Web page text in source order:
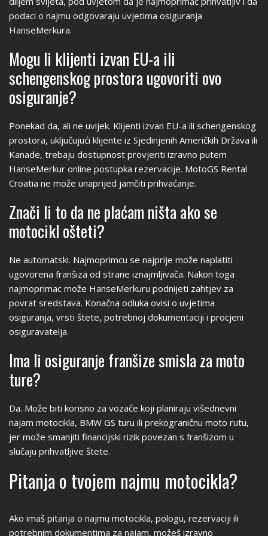
podaci o najmu odgovaraju uvjetima osiguranja
HanseMerkura.
Mogu li klijenti izvan EU-a ili
schengenskog prostora ugovoriti ovo
osiguranje?
Ponekad da, ali ne uvijek. Klijenti izvan EU-a ili schengenskog
prostora, uključujući klijente iz Sjedinjenih Američkih Država ili
Kanade, trebaju dostupnost provjeriti izravno putem
HanseMerkur online postupka rezervacije. MotoGS Rental
Croatia ne može unaprijed jamčiti prihvaćanje.
Znači li to da ne plaćam ništa ako se
motocikl ošteti?
Ne automatski. Najmoprimcu se najprije može naplatiti
ugovorena franšiza od strane iznajmljivača. Nakon toga
najmoprimac može HanseMerkuru podnijeti zahtjev za
povrat sredstava. Konačna odluka ovisi o uvjetima
osiguranja, vrsti štete, potrebnoj dokumentaciji i procjeni
osiguravatelja.
Ima li osiguranje franšize smisla za moto
ture?
Da. Može biti korisno za vozače koji planiraju višednevni
najam motocikla, BMW GS turu ili prekograničnu moto rutu,
jer može smanjiti financijski rizik povezan s franšizom u
slučaju prihvatljive štete.
Pitanja o tvojem najmu motocikla?
Ako imaš pitanja o najmu motocikla, pologu, rezervaciji ili
potrebnim dokumentima za najam, možeš izravno